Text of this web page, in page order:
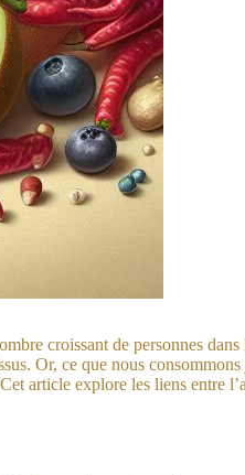
croissant de personnes
Or, ce que nous
article explore les liens entre